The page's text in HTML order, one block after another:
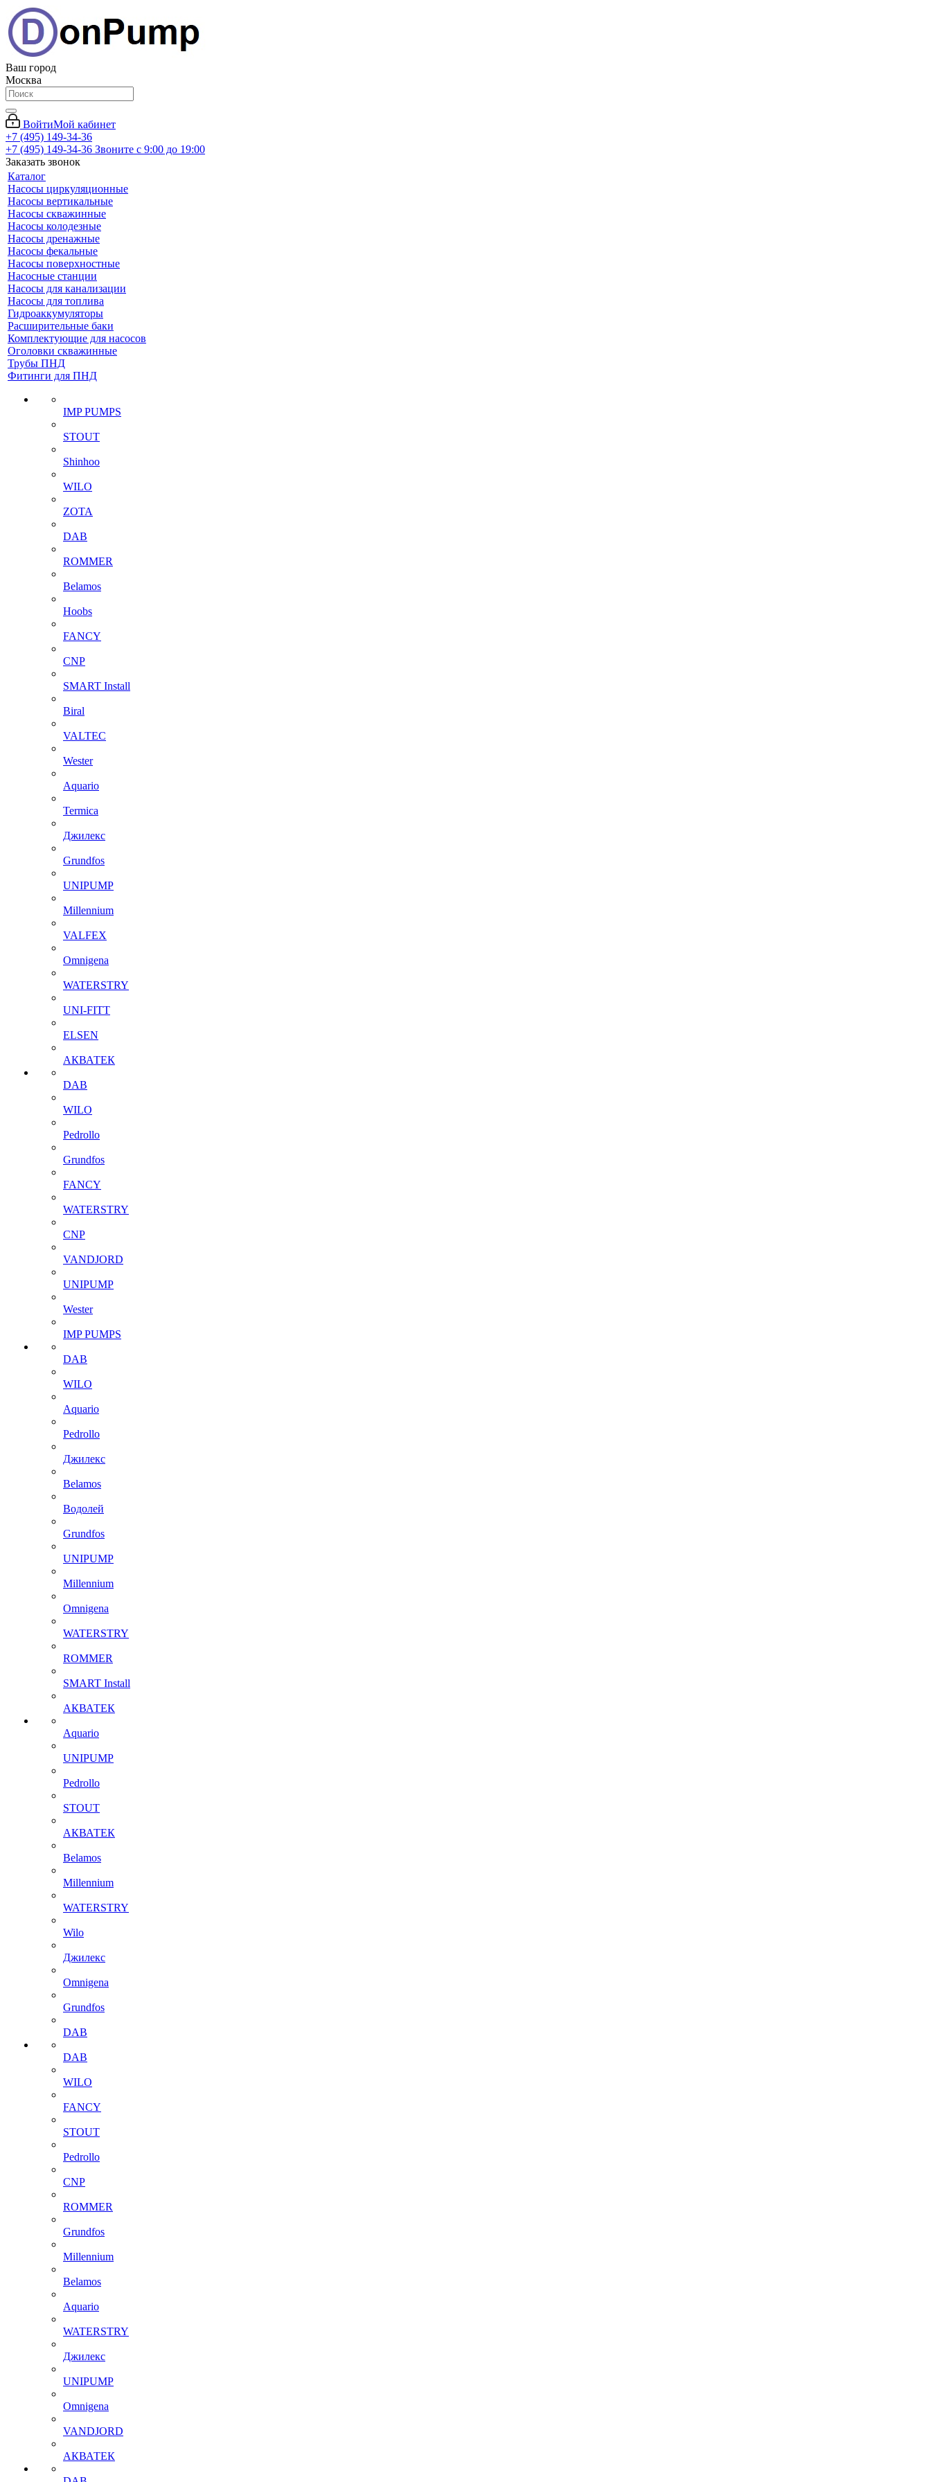
Ваш город
Москва
ВойтиМой кабинет
+7 (495) 149-34-36
+7 (495) 149-34-36 Звоните с 9:00 до 19:00
Заказать звонок
Каталог
Насосы циркуляционные
Насосы вертикальные
Насосы скважинные
Насосы колодезные
Насосы дренажные
Насосы фекальные
Насосы поверхностные
Насосные станции
Насосы для канализации
Насосы для топлива
Гидроаккумуляторы
Расширительные баки
Комплектующие для насосов
Оголовки скважинные
Трубы ПНД
Фитинги для ПНД
IMP PUMPS
STOUT
Shinhoo
WILO
ZOTA
DAB
ROMMER
Belamos
Hoobs
FANCY
CNP
SMART Install
Biral
VALTEC
Wester
Aquario
Termica
Джилекс
Grundfos
UNIPUMP
Millennium
VALFEX
Omnigena
WATERSTRY
UNI-FITT
ELSEN
АКВАТЕК
DAB
WILO
Pedrollo
Grundfos
FANCY
WATERSTRY
CNP
VANDJORD
UNIPUMP
Wester
IMP PUMPS
DAB
WILO
Aquario
Pedrollo
Джилекс
Belamos
Водолей
Grundfos
UNIPUMP
Millennium
Omnigena
WATERSTRY
ROMMER
SMART Install
АКВАТЕК
Aquario
UNIPUMP
Pedrollo
STOUT
АКВАТЕК
Belamos
Millennium
WATERSTRY
Wilo
Джилекс
Omnigena
Grundfos
DAB
DAB
WILO
FANCY
STOUT
Pedrollo
CNP
ROMMER
Grundfos
Millennium
Belamos
Aquario
WATERSTRY
Джилекс
UNIPUMP
Omnigena
VANDJORD
АКВАТЕК